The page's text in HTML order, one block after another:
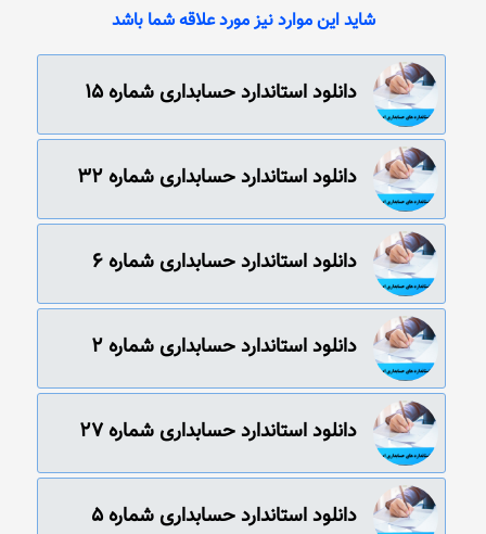
شاید این موارد نیز مورد علاقه شما باشد
دانلود استاندارد حسابداری‌ شماره‌ 15
دانلود استاندارد حسابداری‌ شماره‌ 32
دانلود استاندارد حسابداری‌ شماره‌ 6
دانلود استاندارد حسابداری‌ شماره‌ 2
دانلود استاندارد حسابداری‌ شماره‌ 27
دانلود استاندارد حسابداری شماره 5